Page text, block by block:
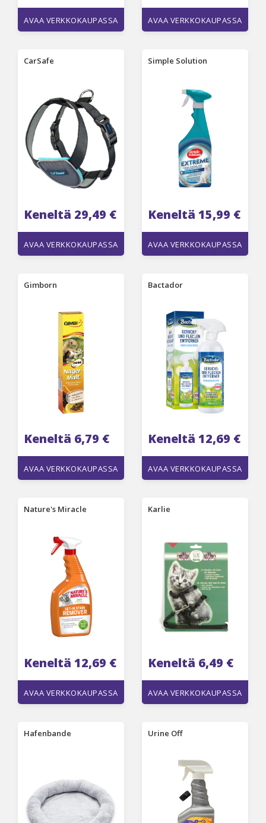
AVAA VERKKOKAUPASSA AVAA VERKKOKAUPASSA
CarSafe
Keneltä 29,49 €
AVAA VERKKOKAUPASSA
Simple Solution
Keneltä 15,99 €
AVAA VERKKOKAUPASSA
Gimborn
Keneltä 6,79 €
AVAA VERKKOKAUPASSA
Bactador
Keneltä 12,69 €
AVAA VERKKOKAUPASSA
Nature's Miracle
Keneltä 12,69 €
AVAA VERKKOKAUPASSA
Karlie
Keneltä 6,49 €
AVAA VERKKOKAUPASSA
Hafenbande Urine Off